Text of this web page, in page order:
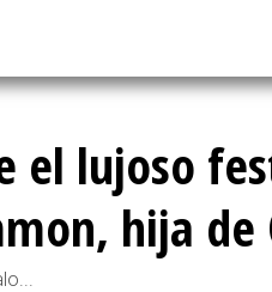
el lujoso
hija de